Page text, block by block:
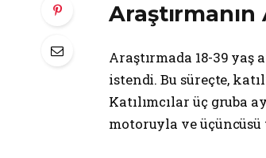
Araştırmanın
Araştırmada 18-39 yaş
istendi. Bu süreçte,
Katılımcılar üç gruba
motoruyla ve